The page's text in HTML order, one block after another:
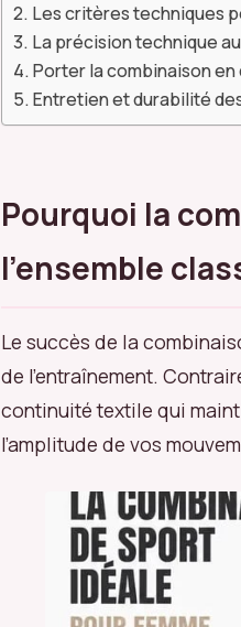
Les critères techniques
La précision technique
Porter la combinaison en
Entretien et durabilité
Pourquoi la
l’ensemble
Le succès de la
de l’entraînement.
continuité textile qui
l’amplitude de vos